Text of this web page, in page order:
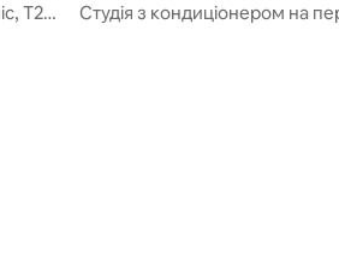
Т2
Веккьо
Студія з кондиціонером на